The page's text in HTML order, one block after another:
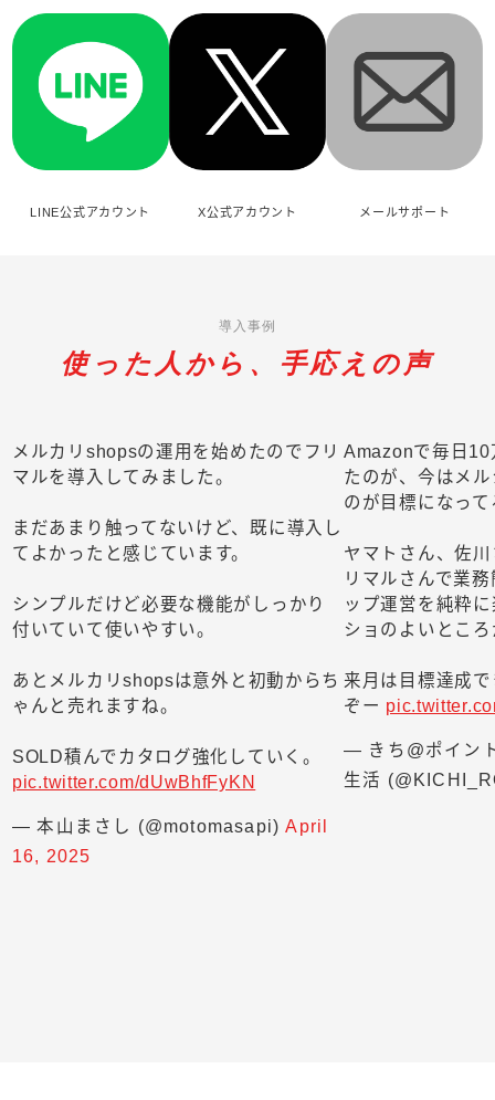
LINE公式アカウント X公式アカウント メールサポート
導入事例
使った人から、手応えの声
メルカリshopsの運用を始めたのでフリ
マルを導入してみました。
まだあまり触ってないけど、既に導入し
てよかったと感じています。
シンプルだけど必要な機能がしっかり
付いていて使いやすい。
あとメルカリshopsは意外と初動からち
ゃんと売れますね。
SOLD積んでカタログ強化していく。
pic.twitter.com/dUwBhfFyKN
— 本山まさし (@motomasapi)April
16, 2025
Amazonで毎日10
たのが、今はメ
のが目標になって
ヤマトさん、佐
リマルさんで業
ップ運営を純粋
ショのよいとこ
来月は目標達成
ぞー
— きち@ポイン
生活